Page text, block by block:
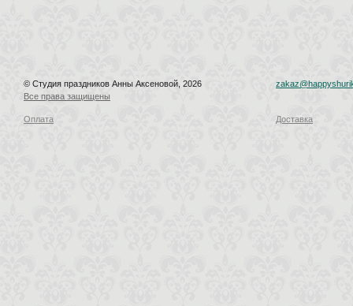
© Студия праздников Анны Аксеновой, 2026
Все права защищены
Оплата Доставка